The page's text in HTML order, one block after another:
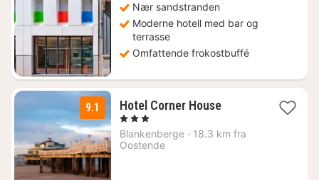
kr.
Nær sandstranden
Moderne hotell med bar og
terrasse
Omfattende frokostbuffé
9.1 Hotel Corner House1
fra
, 3 Stjerner
Blankenberge · 18.3 km fra
Oostende